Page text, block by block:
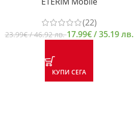
(22)
23.99€/ 46.92 лв.17.99€/ 35.19 лв.
КУПИ СЕГА